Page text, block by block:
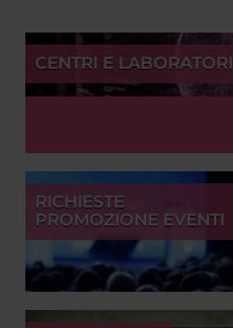
CENTRI E LABORATORI
RICHIESTE
PROMOZIONE EVENTI